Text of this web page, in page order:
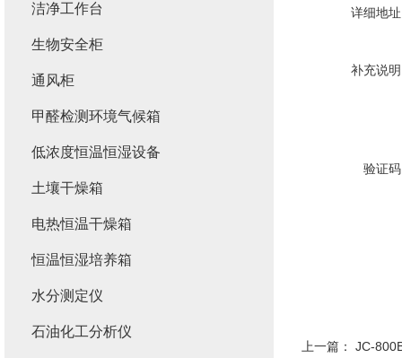
详细地
补充说
验证
上一篇： JC-
洁净工作台
生物安全柜
通风柜
甲醛检测环境气候箱
低浓度恒温恒湿设备
土壤干燥箱
电热恒温干燥箱
恒温恒湿培养箱
水分测定仪
石油化工分析仪